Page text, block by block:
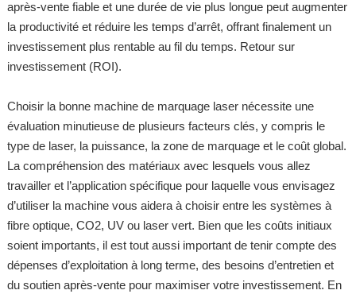
après-vente fiable et une durée de vie plus longue peut augmenter
la productivité et réduire les temps d’arrêt, offrant finalement un
investissement plus rentable au fil du temps. Retour sur
investissement (ROI).
Choisir la bonne machine de marquage laser nécessite une
évaluation minutieuse de plusieurs facteurs clés, y compris le
type de laser, la puissance, la zone de marquage et le coût global.
La compréhension des matériaux avec lesquels vous allez
travailler et l’application spécifique pour laquelle vous envisagez
d’utiliser la machine vous aidera à choisir entre les systèmes à
fibre optique, CO2, UV ou laser vert. Bien que les coûts initiaux
soient importants, il est tout aussi important de tenir compte des
dépenses d’exploitation à long terme, des besoins d’entretien et
du soutien après-vente pour maximiser votre investissement. En